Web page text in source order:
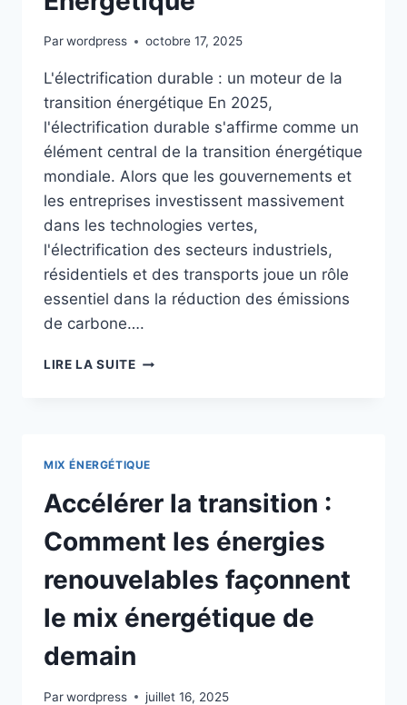
Parwordpress octobre 17, 2025
L'électrification durable : un moteur de la
transition énergétique En 2025,
l'électrification durable s'affirme comme un
élément central de la transition énergétique
mondiale. Alors que les gouvernements et
les entreprises investissent massivement
dans les technologies vertes,
l'électrification des secteurs industriels,
résidentiels et des transports joue un rôle
essentiel dans la réduction des émissions
de carbone….
LIRE LA SUITELA
LA
TRANSITION
ÉNERGÉTIQUE
MIX ÉNERGÉTIQUE
Accélérer la transition :
Comment les énergies
renouvelables façonnent
le mix énergétique de
demain
Parwordpress juillet 16, 2025